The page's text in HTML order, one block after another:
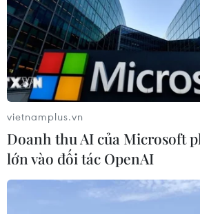
chim bản địa tại Australia
29/07/2026 11:42
UNAIDS cảnh báo nguy cơ đại
HIV/AIDS bùng phát trở lại
29/07/2026 05:17
Johnson & Johnson chi 5,5 tỷ USD
dàn xếp vụ kiện phấn rôm gây ung
vietnamplus.vn
Doanh thu AI của Microsoft
lớn vào đối tác OpenAI